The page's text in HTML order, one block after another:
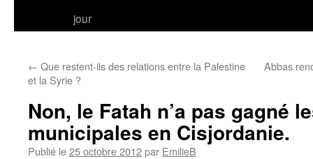
jour
← Que restent-ils des relations entre la Palestine
et la Syrie ?
Abbas
Non, le Fatah n’a pas gagné
municipales en Cisjordanie.
Publié le25 octobre 2012par EmilieB